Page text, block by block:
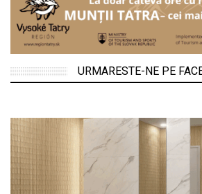
URMARESTE-NE PE